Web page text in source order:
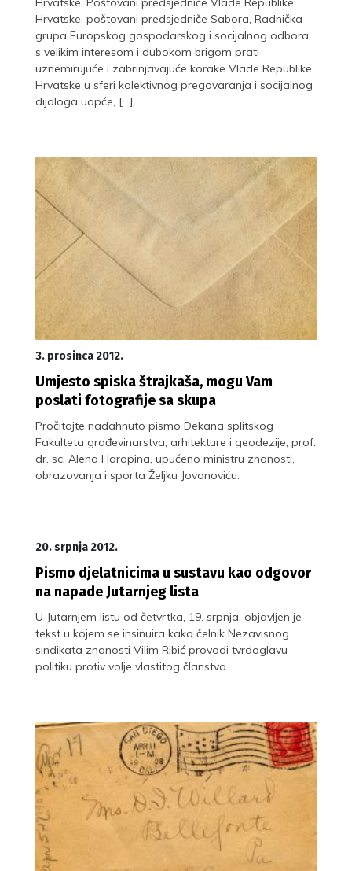
Hrvatske, poštovani predsjedniče Sabora, Radnička
grupa Europskog gospodarskog i socijalnog odbora
s velikim interesom i dubokom brigom prati
uznemirujuće i zabrinjavajuće korake Vlade Republike
Hrvatske u sferi kolektivnog pregovaranja i socijalnog
dijaloga uopće, […]
3. prosinca 2012.
Umjesto spiska štrajkaša, mogu Vam
poslati fotografije sa skupa
Pročitajte nadahnuto pismo Dekana splitskog
Fakulteta građevinarstva, arhitekture i geodezije, prof.
dr. sc. Alena Harapina, upućeno ministru znanosti,
obrazovanja i sporta Željku Jovanoviću.
20. srpnja 2012.
Pismo djelatnicima u sustavu kao odgovor
na napade Jutarnjeg lista
U Jutarnjem listu od četvrtka, 19. srpnja, objavljen je
tekst u kojem se insinuira kako čelnik Nezavisnog
sindikata znanosti Vilim Ribić provodi tvrdoglavu
politiku protiv volje vlastitog članstva.